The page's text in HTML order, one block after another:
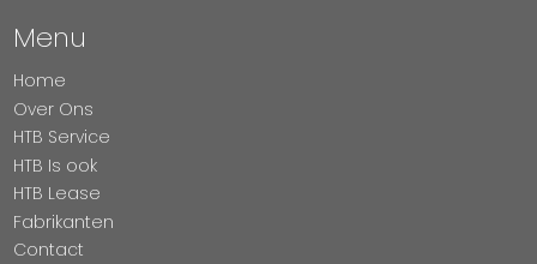
Menu
Home
Over Ons
HTB Service
HTB Is ook
HTB Lease
Fabrikanten
Contact